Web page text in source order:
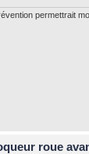
permettrait
roue